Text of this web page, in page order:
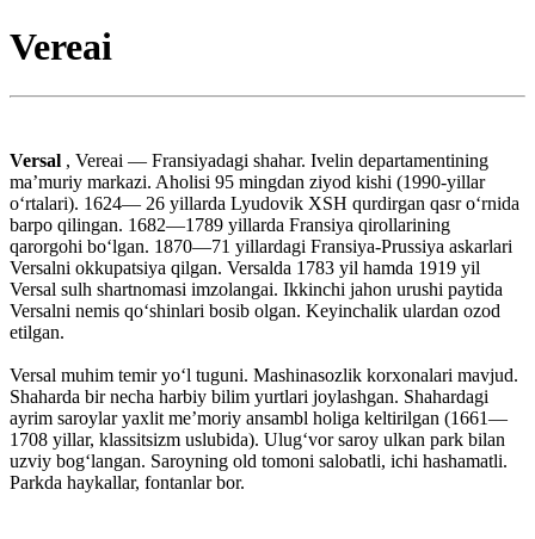
Vereai
Versal , Vereai — Fransiyadagi shahar. Ivelin departamentining
maʼmuriy markazi. Aholisi 95 mingdan ziyod kishi (1990-yillar
oʻrtalari). 1624— 26 yillarda Lyudovik XSH qurdirgan qasr oʻrnida
barpo qilingan. 1682—1789 yillarda Fransiya qirollarining
qarorgohi boʻlgan. 1870—71 yillardagi Fransiya-Prussiya askarlari
Versalni okkupatsiya qilgan. Versalda 1783 yil hamda 1919 yil
Versal sulh shartnomasi imzolangai. Ikkinchi jahon urushi paytida
Versalni nemis qoʻshinlari bosib olgan. Keyinchalik ulardan ozod
etilgan.
Versal muhim temir yoʻl tuguni. Mashinasozlik korxonalari mavjud.
Shaharda bir necha harbiy bilim yurtlari joylashgan. Shahardagi
ayrim saroylar yaxlit meʼmoriy ansambl holiga keltirilgan (1661—
1708 yillar, klassitsizm uslubida). Ulugʻvor saroy ulkan park bilan
uzviy bogʻlangan. Saroyning old tomoni salobatli, ichi hashamatli.
Parkda haykallar, fontanlar bor.